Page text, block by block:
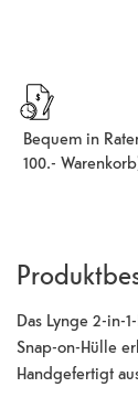
Bequem in
100.-
Das Lynge 2-in-
Snap-on-Hülle
Handgefertigt